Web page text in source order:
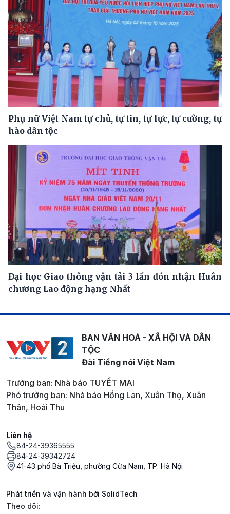
Phụ nữ Việt Nam tự chủ, tự tin, tự lực, tự cường, tự
hào dân tộc
Đại học Giao thông vận tải 3 lần đón nhận Huân
chương Lao động hạng Nhất
BAN VĂN HOÁ - XÃ HỘI VÀ DÂN
TỘC
Đài Tiếng nói Việt Nam
Trưởng ban: Nhà báo TUYẾT MAI
Phó trưởng ban: Nhà báo Hồng Lan, Xuân Thọ, Xuân
Thân, Hoài Thu
Liên hệ
84-24-39365555
84-24-39342724
41-43 phố Bà Triệu, phường Cửa Nam, TP. Hà Nội
Phát triển và vận hành bởi SolidTech
Mạng xã hội
Theo dõi: